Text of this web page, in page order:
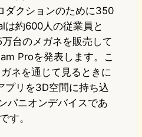
ダクションのために350
は約600人の従業員と
台のメガネを販売して
Proを発表します。こ
ネを通じて見るときに
プリを3D空間に持ち込
パニオンデバイスであ
す。